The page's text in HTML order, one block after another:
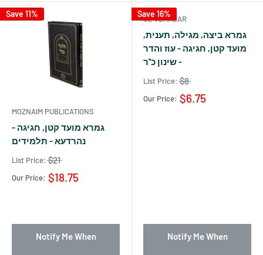
Save 11%
MOZNAIM PUBLICATIONS
גמרא מועד קטן, חגיגה -
נהרדעא - תלמידים
List Price: $21
Our Price: $18.75
Notify Me When
Save 16%
OZ VEHADAR
גמרא ביצה, מגילה, תענית,
מועד קטן, חגיגה - עוז והדר
- שינון כ''ר
List Price: $8
Our Price: $6.75
Notify Me When